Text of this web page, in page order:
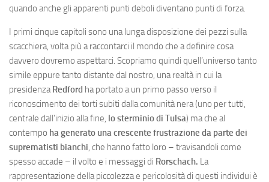
quando anche gli apparenti punti deboli diventano punti di forza.
I primi cinque capitoli sono una lunga disposizione dei pezzi sulla
scacchiera, volta più a raccontarci il mondo che a definire cosa
davvero dovremo aspettarci. Scopriamo quindi quell’universo tanto
simile eppure tanto distante dal nostro, una realtà in cui la
presidenzaRedford ha portato a un primo passo verso il
riconoscimento dei torti subiti dalla comunità nera (uno per tutti,
centrale dall’inizio alla fine, lo sterminio di Tulsa) ma che al
contempo ha generato una crescente frustrazione da parte dei
suprematisti bianchi, che hanno fatto loro – travisandoli come
spesso accade – il volto e i messaggi di Rorschach. La
rappresentazione della piccolezza e pericolosità di questi individui è